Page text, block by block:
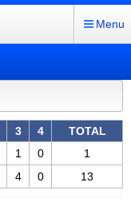
Menu
3 4
TOTAL
1 0
1
4 0 13